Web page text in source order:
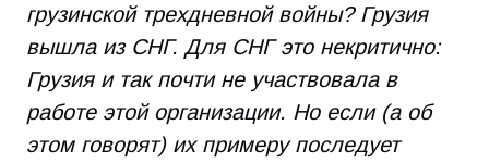
грузинской трехдневной войны? Грузия
вышла из СНГ. Для СНГ это некритично:
Грузия и так почти не участвовала в
работе этой организации. Но если (а об
этом говорят) их примеру последует